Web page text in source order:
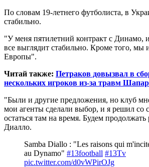
По словам 19-летнего футболиста, в
стабильно.
"У меня пятилетний контракт с Динамо,
все выглядит стабильно. Кроме того, мы
Европы".
Читай также: Петраков довызвал в
нескольких игроков из-за травм
"Были и другие предложения, но клуб
мои агенты сделали выбор, и я решил со
остаться там на время. Будем
Диалло.
Samba Diallo : "Les raisons qui
au Dynamo" #13football #13Tv
pic.twitter.com/d0vWPirOJg